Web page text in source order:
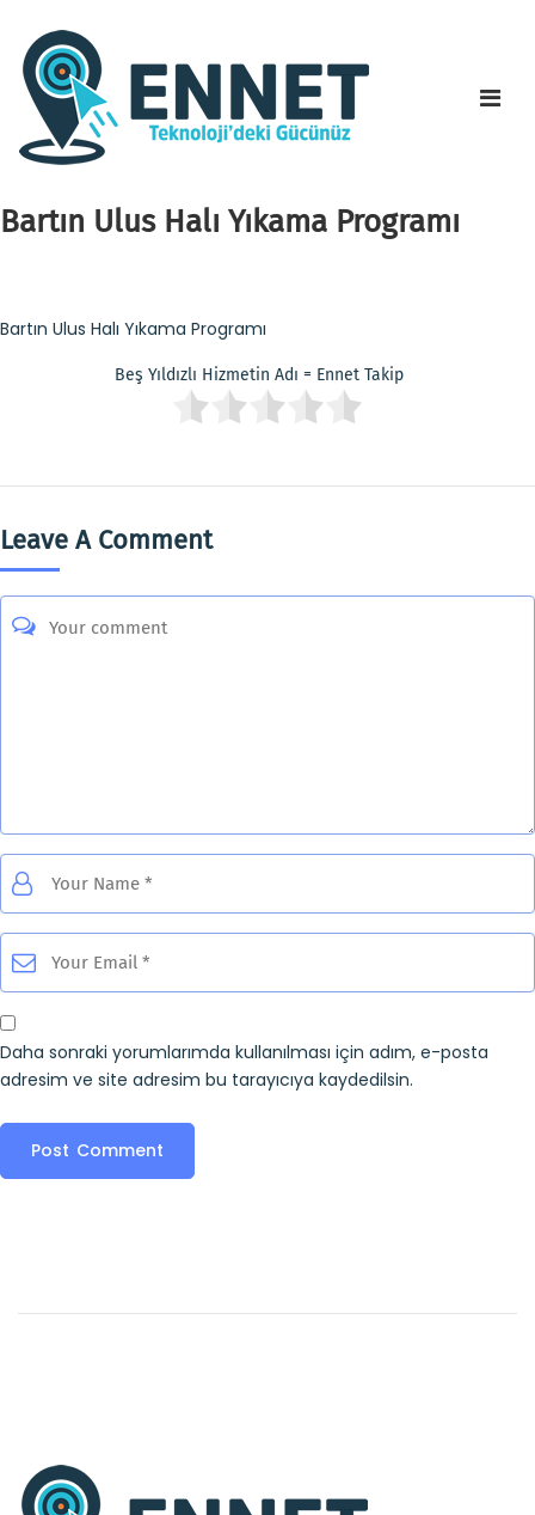
Bartın Ulus Halı Yıkama Programı
Bartın Ulus Halı Yıkama Programı
Beş Yıldızlı Hizmetin Adı = Ennet Takip
Leave A Comment
Daha sonraki yorumlarımda kullanılması için adım, e-posta
adresim ve site adresim bu tarayıcıya kaydedilsin.